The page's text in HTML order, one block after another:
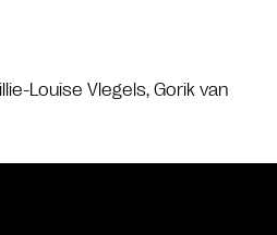
Louise Vlegels, Gorik van